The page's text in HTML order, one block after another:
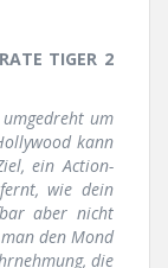
TIGER 2
um
kann
ein Action-
wie dein
aber nicht
den Mond
die